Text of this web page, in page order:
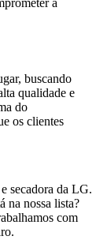
buscando
qualidade e
do
os clientes
secadora da LG.
na nossa lista?
com